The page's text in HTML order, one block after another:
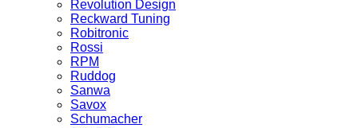
Revolution Design
Reckward Tuning
Robitronic
Rossi
RPM
Ruddog
Sanwa
Savox
Schumacher